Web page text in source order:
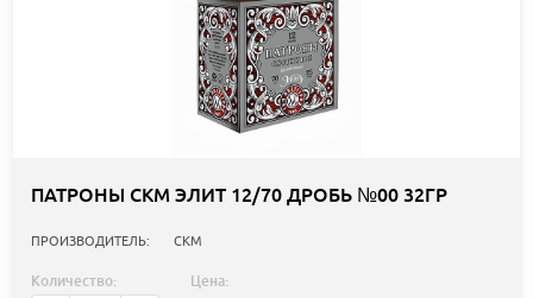
ПАТРОНЫ СКМ ЭЛИТ 12/70 ДРОБЬ №00 32ГР
ПРОИЗВОДИТЕЛЬ: СКМ
Количество: Цена: